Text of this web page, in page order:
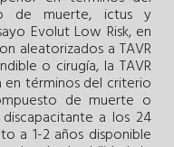
de muerte, ictus y
Evolut Low Risk, en
aleatorizados a TAVR
o cirugía, la TAVR
términos del criterio
de muerte o
a los 24
a 1-2 años disponible